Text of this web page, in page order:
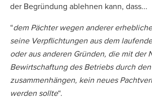
der Begründung ablehnen kann, dass...
“dem Pächter wegen anderer
seine Verpflichtungen aus dem
oder aus anderen Gründen, die mit der
Bewirtschaftung des Betriebs durch
zusammenhängen, kein neues
werden sollte“.